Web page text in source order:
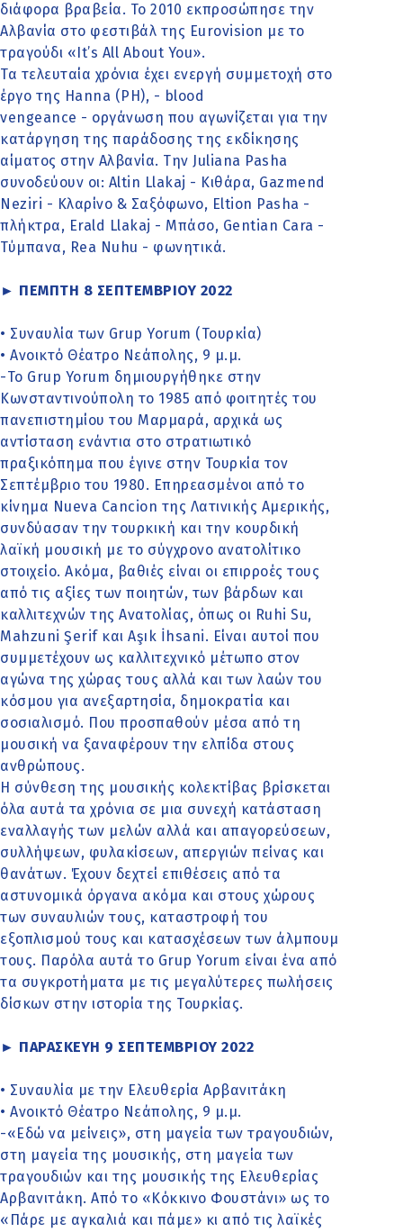
διάφορα βραβεία. Το 2010 εκπροσώπησε την
Αλβανία στο φεστιβάλ της Eurovision με το
τραγούδι «It’s All About You».
Τα τελευταία χρόνια έχει ενεργή συμμετοχή στο
έργο της Hanna (PH), - blood
vengeance - οργάνωση που αγωνίζεται για την
κατάργηση της παράδοσης της εκδίκησης
αίματος στην Αλβανία. Την Juliana Pasha
συνοδεύουν οι: Altin Llakaj - Κιθάρα, Gazmend
Neziri - Κλαρίνο & Σαξόφωνο, Eltion Pasha -
πλήκτρα, Erald Llakaj - Μπάσο, Gentian Cara -
Τύμπανα, Rea Nuhu - φωνητικά.
► ΠΕΜΠΤΗ 8 ΣΕΠΤΕΜΒΡΙΟΥ 2022
• Συναυλία των Grup Yorum (Τουρκία)
• Ανοικτό Θέατρο Νεάπολης, 9 μ.μ.
-Το Grup Yorum δημιουργήθηκε στην
Κωνσταντινούπολη το 1985 από φοιτητές του
πανεπιστημίου του Μαρμαρά, αρχικά ως
αντίσταση ενάντια στο στρατιωτικό
πραξικόπημα που έγινε στην Τουρκία τον
Σεπτέμβριο του 1980. Επηρεασμένοι από το
κίνημα Nueva Cancion της Λατινικής Αμερικής,
συνδύασαν την τουρκική και την κουρδική
λαϊκή μουσική με το σύγχρονο ανατολίτικο
στοιχείο. Ακόμα, βαθιές είναι οι επιρροές τους
από τις αξίες των ποιητών, των βάρδων και
καλλιτεχνών της Ανατολίας, όπως οι Ruhi Su,
Mahzuni Şerif και Aşık İhsani. Είναι αυτοί που
συμμετέχουν ως καλλιτεχνικό μέτωπο στον
αγώνα της χώρας τους αλλά και των λαών του
κόσμου για ανεξαρτησία, δημοκρατία και
σοσιαλισμό. Που προσπαθούν μέσα από τη
μουσική να ξαναφέρουν την ελπίδα στους
ανθρώπους.
Η σύνθεση της μουσικής κολεκτίβας βρίσκεται
όλα αυτά τα χρόνια σε μια συνεχή κατάσταση
εναλλαγής των μελών αλλά και απαγορεύσεων,
συλλήψεων, φυλακίσεων, απεργιών πείνας και
θανάτων. Έχουν δεχτεί επιθέσεις από τα
αστυνομικά όργανα ακόμα και στους χώρους
των συναυλιών τους, καταστροφή του
εξοπλισμού τους και κατασχέσεων των άλμπουμ
τους. Παρόλα αυτά το Grup Yorum είναι ένα από
τα συγκροτήματα με τις μεγαλύτερες πωλήσεις
δίσκων στην ιστορία της Τουρκίας.
► ΠΑΡΑΣΚΕΥΗ 9 ΣΕΠΤΕΜΒΡΙΟΥ 2022
• Συναυλία με την Ελευθερία Αρβανιτάκη
• Ανοικτό Θέατρο Νεάπολης, 9 μ.μ.
-«Εδώ να μείνεις», στη μαγεία των τραγουδιών,
στη μαγεία της μουσικής, στη μαγεία των
τραγουδιών και της μουσικής της Ελευθερίας
Αρβανιτάκη. Από το «Κόκκινο Φουστάνι» ως το
«Πάρε με αγκαλιά και πάμε» κι από τις λαϊκές